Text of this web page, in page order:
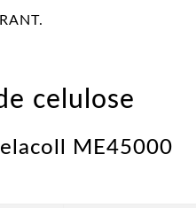
celulose
ME45000